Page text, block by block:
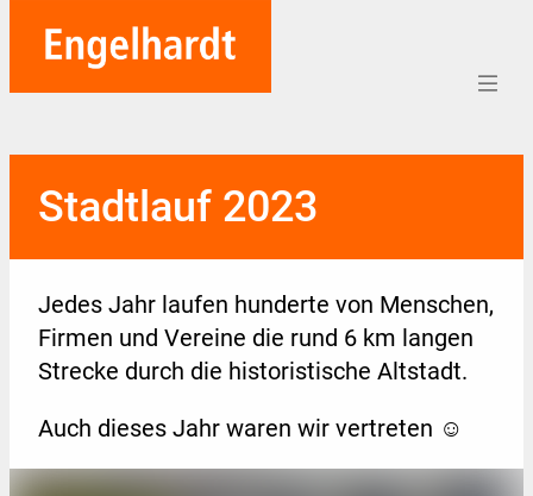
Home
Referenzen
Team
Karriere
Soziales
Stadtlauf 2023
Jedes Jahr laufen hunderte von Menschen,
Firmen und Vereine die rund 6 km langen
Strecke durch die historistische Altstadt.
Auch dieses Jahr waren wir vertreten ☺